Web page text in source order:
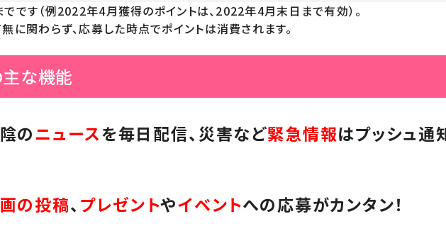
です（例2022年4月獲得のポイントは、2022年4月末日まで有効）。
に関わらず、応募した時点でポイントは消費されます。
主な機能
のニュースを毎日配信、災害など緊急情報はプッシュ通
の投稿、プレゼントやイベントへの応募がカンタン！